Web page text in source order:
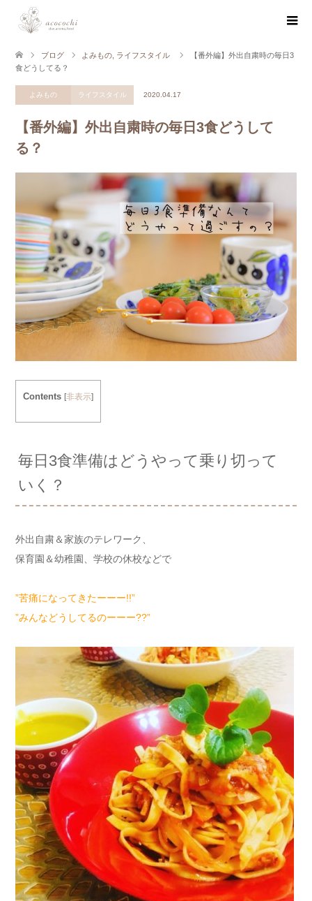
ブログ よみもの ライフスタイル
【番外編】外出自粛時の毎日3
食どうしてる？
よみもの ライフスタイル 2020.04.17
【番外編】外出自粛時の毎日3食どうして
る？
Contents [非表示]
毎日3食準備はどうやって乗り切って
いく？
外出自粛＆家族のテレワーク、
保育園＆幼稚園、学校の休校などで
”苦痛になってきたーーー!!”
”みんなどうしてるのーーー??”